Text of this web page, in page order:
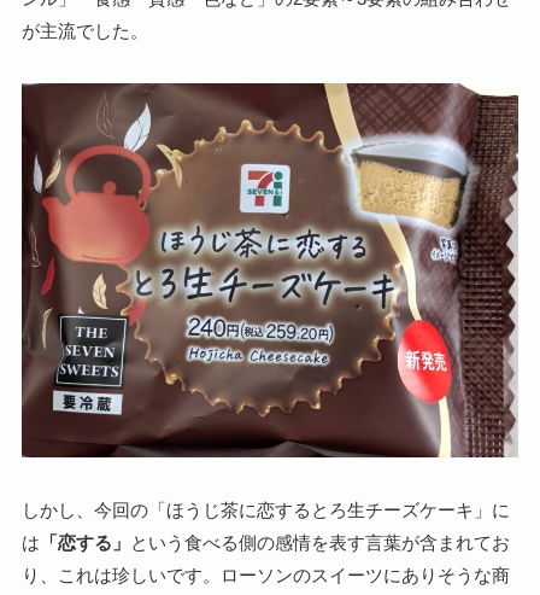
が主流でした。
しかし、今回の「ほうじ茶に恋するとろ生チーズケーキ」に
は 「恋する」 という食べる側の感情を表す言葉が含まれてお
り、これは珍しいです。ローソンのスイーツにありそうな商